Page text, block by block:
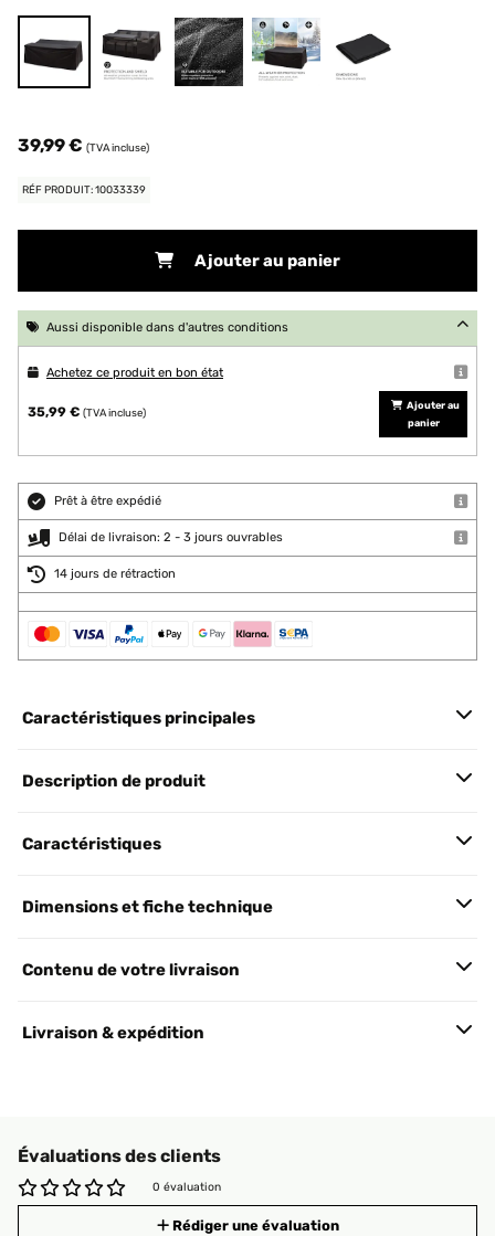
39,99 € (TVA incluse)
RÉF PRODUIT: 10033339
Ajouter au panier
Aussi disponible dans d'autres conditions
Achetez ce produit en bon état
35,99 € (TVA incluse)
Ajouter au
panier
Prêt à être expédié
Délai de livraison: 2 - 3 jours ouvrables
14 jours de rétraction
Caractéristiques principales
Description de produit
Caractéristiques
Dimensions et fiche technique
Contenu de votre livraison
Livraison & expédition
Évaluations des clients
0 évaluation
Rédiger une évaluation